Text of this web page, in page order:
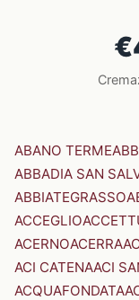
ABANO TERME
ABBADIA SAN
ABBIATEGRASSO
ACCEGLIO
ACERNOACERRA
ACI CATENAACI
ACQUAFONDATA